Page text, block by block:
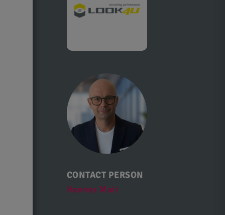
CONTACT PERSON
Hannes Mair